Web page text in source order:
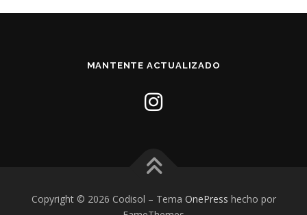
MANTENTE ACTUALIZADO
Copyright © 2026 Codisol – Tema OnePress hecho por